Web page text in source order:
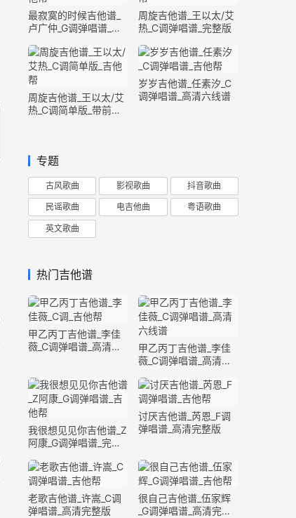
最寂寞的时候吉他谱_
卢广仲_G调弹唱谱_高
周旋吉他谱_王以太/艾
热_C调弹唱谱_完整版
周旋吉他谱_王以太/艾
热_C调简单版_带前奏
岁岁吉他谱_任素汐_C
调弹唱谱_高清六线谱
专题
古风歌曲 影视歌曲 抖音歌曲
民谣歌曲 电吉他曲 粤语歌曲
英文歌曲
热门吉他谱
甲乙丙丁吉他谱_李佳
薇_C调弹唱谱_高清六
甲乙丙丁吉他谱_李佳
薇_C调弹唱谱_高清六
我很想见见你吉他谱_Z
阿康_G调弹唱谱_完整
讨厌吉他谱_芮恩_F调
弹唱谱_高清完整版
老歌吉他谱_许嵩_C调
弹唱谱_高清完整版
很自己吉他谱_伍家辉
_G调弹唱谱_高清完整